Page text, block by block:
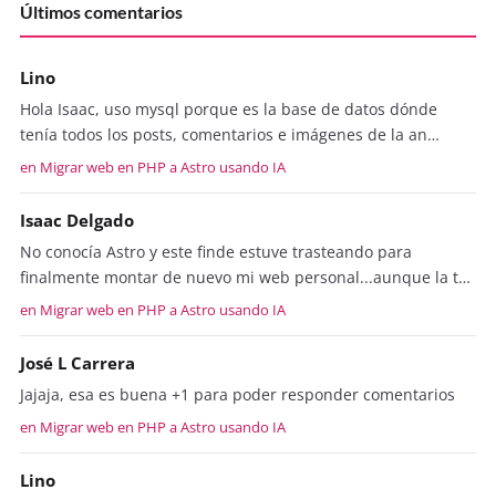
Últimos comentarios
Lino
Hola Isaac, uso mysql porque es la base de datos dónde
tenía todos los posts, comentarios e imágenes de la an…
en Migrar web en PHP a Astro usando IA
Isaac Delgado
No conocía Astro y este finde estuve trasteando para
finalmente montar de nuevo mi web personal...aunque la t…
en Migrar web en PHP a Astro usando IA
José L Carrera
Jajaja, esa es buena +1 para poder responder comentarios
en Migrar web en PHP a Astro usando IA
Lino